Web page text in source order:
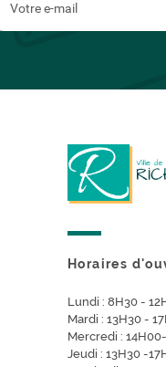
Horaires
Lundi : 8H30 -
Mardi : 13H30 -
Mercredi :
Jeudi : 13H30 -